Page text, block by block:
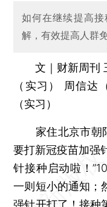
如何在继续提高
解，有效提高人群
文｜财新周刊
（实习） 周信达
（实习）
家住北京市朝阳
要打新冠疫苗加强
针接种启动啦！
一则短小的通知；
强针开打了！接种